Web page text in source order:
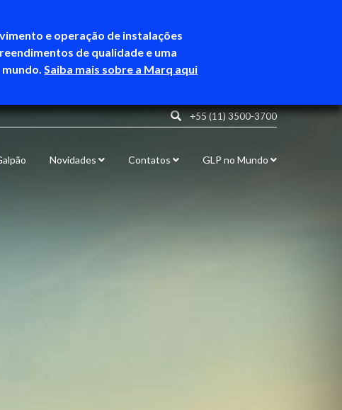
e operação de instalações
de qualidade e uma
Saiba mais sobre a Marq aqui
+55 (11) 3500-3700
Novidades Contatos GLP no Mundo